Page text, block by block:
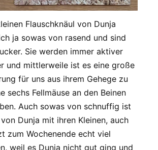
Flauschknäul von Dunja
ja sowas von rasend und sind
Sie werden immer aktiver
und mittlerweile ist es eine große
für uns aus ihrem Gehege zu
sechs Fellmäuse an den Beinen
Auch sowas von schnuffig ist
Dunja mit ihren Kleinen, auch
zum Wochenende echt viel
weil es Dunja nicht gut ging und